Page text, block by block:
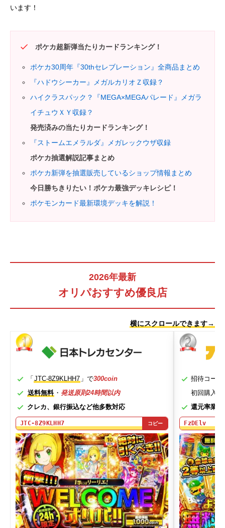
います！
ポケカ超新弾当たりカードランキング！
ポケカ30周年『30thセレブレーション』全商品まとめ
『ハドウシーカー』メガルカリオＺ収録？
ハイクラスパック？『MEGA×MEGAパレード』メガラ
イチュウＸＹ収録？
発売済みの当たりカードランキング！
『ストームエメラルダ』メガレックウザ収録
ポケカ抽選解説記事まとめ
ポケカ新弾を抽選販売しているショップ情報まとめ
今日勝ちきりたい ！ ポケカ最強デッキレシピ！
ポケモンカード最新環境デッキを解説！
2026年最新
オリパおすすめ優良店
横にスクロールできます→
「 JTC-8Z9KLHH7 」で300coin
送料無料・ 発送原則24時間以内
クレカ、銀行振込など他多数対応
JTC-8Z9KLHH7 コピー
招待コード
初回購入す
還元率業
FzDElv